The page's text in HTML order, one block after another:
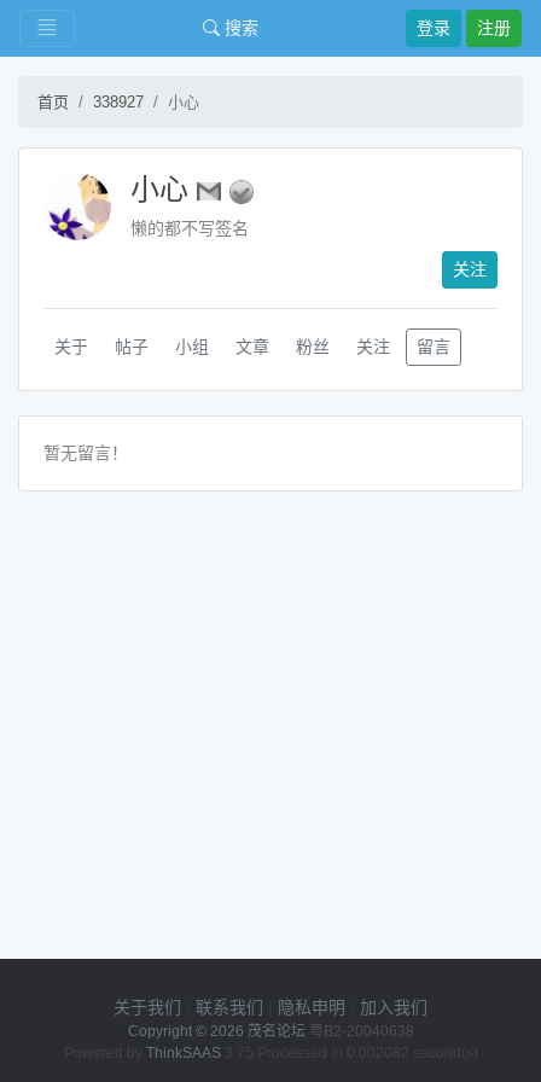
搜索 登录 注册
首页 338927 小心
小心
懒的都不写签名
关注
关于 帖子 小组 文章 粉丝 关注 留言
暂无留言！
关于我们 联系我们 隐私申明 加入我们
Copyright © 2026 茂名论坛 粤B2-20040638
Powered by ThinkSAAS3.75 Processed in 0.002082 second(s)